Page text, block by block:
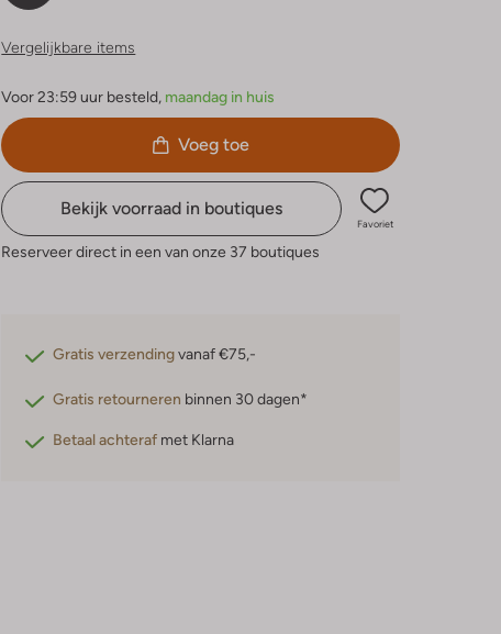
Vergelijkbare items
Voor 23:59 uur besteld, maandag in huis
Voeg toe
Bekijk voorraad in boutiques
Favoriet
Reserveer direct in een van onze 37 boutiques
Gratis verzendingvanaf €75,-
Gratis retourneren binnen 30 dagen*
Betaal achteraf met Klarna